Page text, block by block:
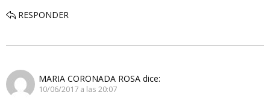
RESPONDER
MARIA CORONADA ROSA dice:
10/06/2017 a las 20:07